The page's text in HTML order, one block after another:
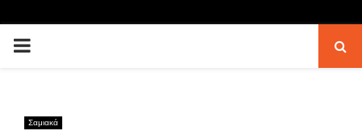
PRIMARY
Σαμιακά